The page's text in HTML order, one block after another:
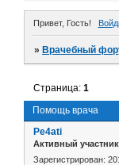
Привет, Гость!
» Врачебный
Помощь врача
Страница:1
Pe4ati
Активный участник
Зарегистрирован: